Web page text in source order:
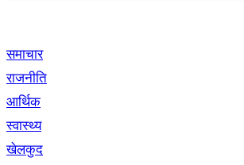
समाचार
राजनीति
आर्थिक
स्वास्थ्य
खेलकुद